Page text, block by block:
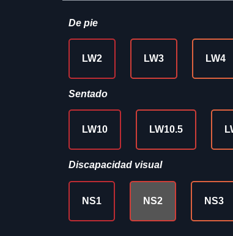
De pie
LW2 LW3 LW4
Sentado
LW10 LW10.5
Discapacidad visual
NS1 NS2 NS3